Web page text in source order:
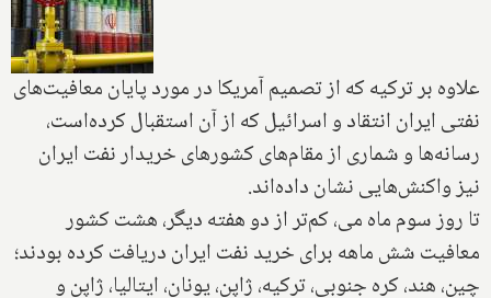
علاوه بر ترکیه که از تصمیم آمریکا در مورد پایان معافیت‌های
نفتی ایران انتقاد و اسرائیل که از آن استقبال کرده‌است،
رسانه‌ها و شماری از مقام‌های کشورهای خریدار نفت ایران
نیز واکنش‌هایی نشان داده‌اند.
تا روز سوم ماه می، کم‌تر از دو هفته دیگر، هشت کشور
معافیت شش ماهه برای خرید نفت ایران دریافت کرده بودند؛
چین، هند، کره جنوبی، ترکیه، ژاپن، یونان، ایتالیا، ژاپن و